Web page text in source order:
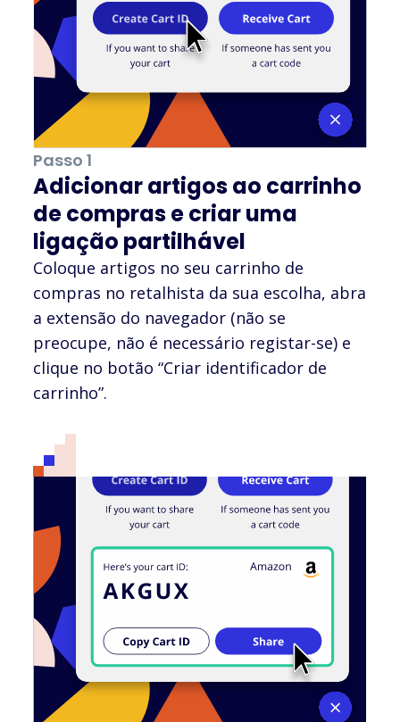
Passo 1
Adicionar artigos ao carrinho
de compras e criar uma
ligação partilhável
Coloque artigos no seu carrinho de
compras no retalhista da sua escolha, abra
a extensão do navegador (não se
preocupe, não é necessário registar-se) e
clique no botão “Criar identificador de
carrinho”.